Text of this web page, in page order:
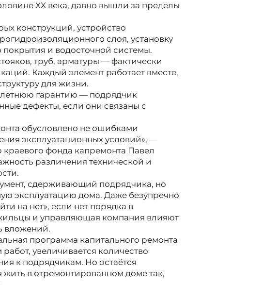
XX века, давно вышли за пределы
конструкций, устройство
слоя, установку
и водосточной системы.
труб, арматуры — фактически
Каждый элемент работает вместе,
для жизни.
гарантию — подрядчик
дефекты, если они связаны с
обусловлено не ошибками
эксплуатационных условий», —
фонда капремонта Павел
различения технической и
сдерживающий подрядчика, но
эксплуатацию дома. Даже безупречно
на нет», если нет порядка в
и управляющая компания влияют
вложений.
программа капитального ремонта
увеличивается количество
к подрядчикам. Но остаётся
жить в отремонтированном доме так,